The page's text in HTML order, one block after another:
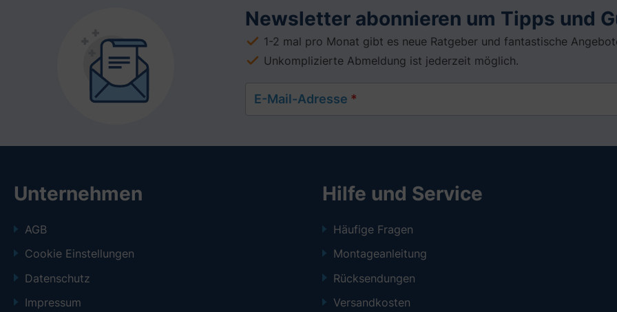
Newsletter abonnieren um Tipps und
1-2 mal pro Monat gibt es neue Ratgeber und fantastische
Unkomplizierte Abmeldung ist jederzeit möglich.
E-Mail-Adresse *
Unternehmen
AGB
Cookie Einstellungen
Datenschutz
Impressum
Hilfe und Service
Häufige Fragen
Montageanleitung
Rücksendungen
Versandkosten